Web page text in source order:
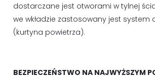
dostarczane jest otworami w tylnej
we wkładzie zastosowany jest system
(kurtyna powietrza).
BEZPIECZEŃSTWO NA NAJWYŻSZYM